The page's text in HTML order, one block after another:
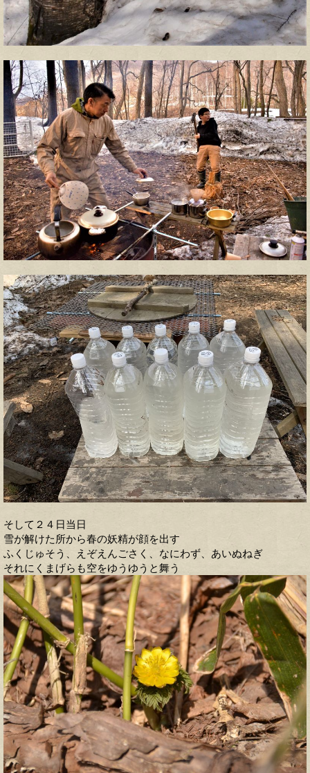
そして２４日当日
雪が解けた所から春の妖精が顔を出す
ふくじゅそう、えぞえんごさく、なにわず、あいぬねぎ
それにくまげらも空をゆうゆうと舞う